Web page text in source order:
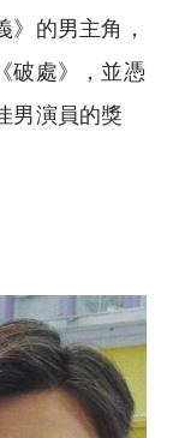
》的男主角，
破處》，並憑
男演員的獎